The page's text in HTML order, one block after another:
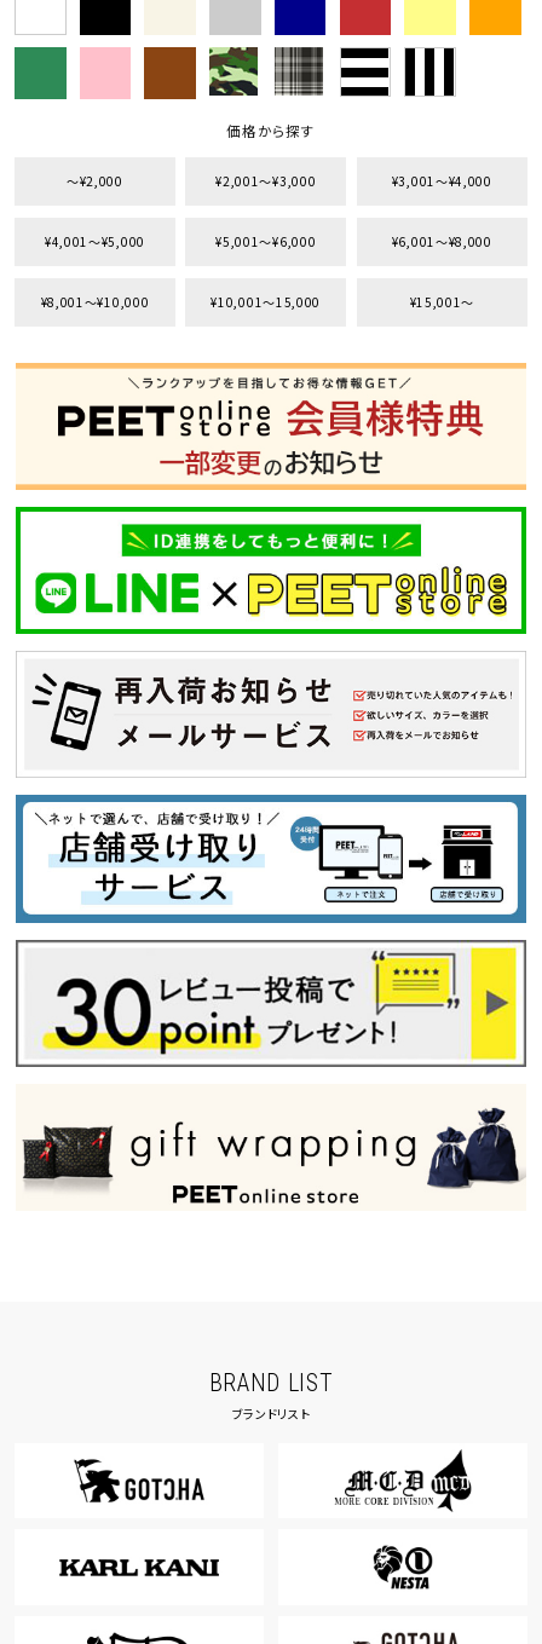
価格から探す
〜¥2,000 ¥2,001〜¥3,000 ¥3,001〜¥4,000
¥4,001〜¥5,000 ¥5,001〜¥6,000 ¥6,001〜¥8,000
¥8,001〜¥10,000 ¥10,001〜15,000 ¥15,001〜
BRAND LIST
ブランドリスト